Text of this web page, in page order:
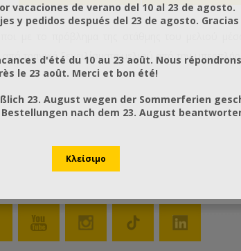
με το πρόβλημα της στάθμης του μελιού
τραγικά ξεχειλίσματα μελιού από την
vacaciones de verano del 10 al 23 de agosto.
y pedidos después del 23 de agosto.
d'été du 10 au 23 août. Nous
le 23 août. Merci et bon été!
23. August wegen der Sommerferien
nach dem 23. August